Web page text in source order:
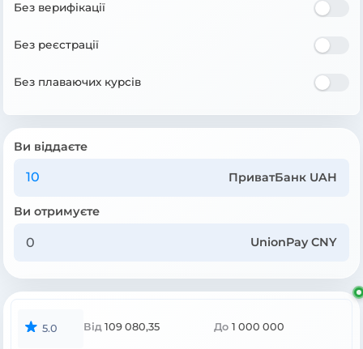
Без верифікації
Без реєстрації
Без плаваючих курсів
Ви віддаєте
ПриватБанк UAH
Ви отримуєте
UnionPay CNY
5.0 Від 109 080,35 До 1 000 000